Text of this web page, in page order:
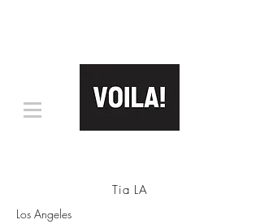
Tia LA
Los Angeles